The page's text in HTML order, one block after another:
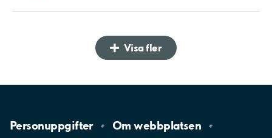
Visa fler
Personuppgifter Omwebbplatsen